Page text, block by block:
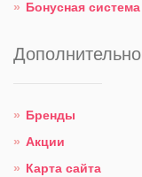
Бонусная система
Дополнительно
Бренды
Акции
Карта сайта